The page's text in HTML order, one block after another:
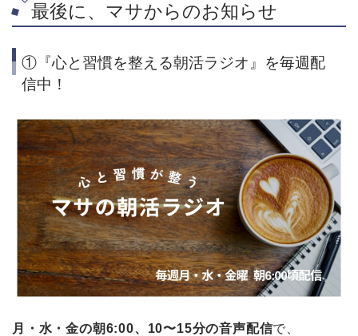
最後に、マサからのお知らせ
①『心と習慣を整える朝活ラジオ』を毎週配
信中！
月・水・金の朝6:00、10〜15分の音声配信で、